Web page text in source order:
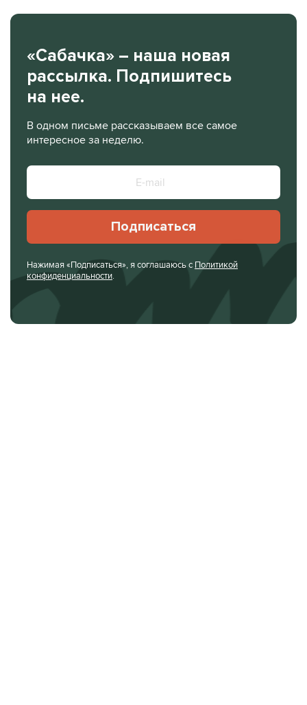
«Сабачка» – наша новая
рассылка. Подпишитесь
на нее.
В одном письме рассказываем все самое
интересное за неделю.
Подписаться
Нажимая «Подписаться», я соглашаюсь с Политикой
конфиденциальности.